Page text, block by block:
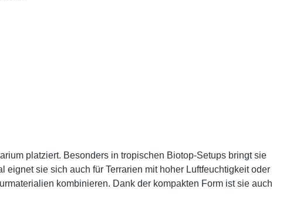
platziert. Besonders in tropischen Biotop-Setups bringt sie
sie sich auch für Terrarien mit hoher Luftfeuchtigkeit oder
kombinieren. Dank der kompakten Form ist sie auch